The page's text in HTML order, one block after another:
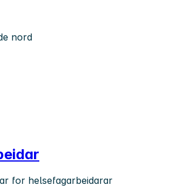
nord
for helsefagarbeidarar